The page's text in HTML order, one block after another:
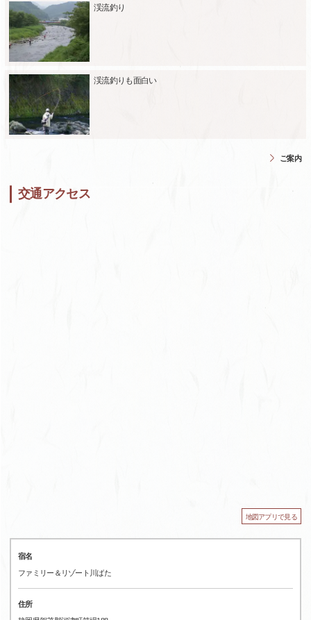
渓流釣り
渓流釣りも面白い
ご案内
交通アクセス
地図アプリで見る
宿名
ファミリー＆リゾート川ばた
住所